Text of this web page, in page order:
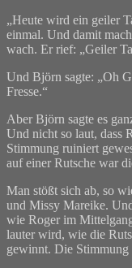
„Heute wird ein geiler
einmal. Und damit
wach. Er rief: „Geiler
Und Björn sagte: „Oh
Fresse.“
Aber Björn sagte es
Und nicht so laut, dass
Stimmung ruiniert
auf einer Rutsche war
Man stößt sich ab, so
und Missy Mareike.
wie Roger im
lauter wird, wie die
gewinnt. Die Stimmung